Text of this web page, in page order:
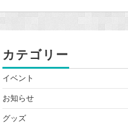
カテゴリー
イベント
お知らせ
グッズ